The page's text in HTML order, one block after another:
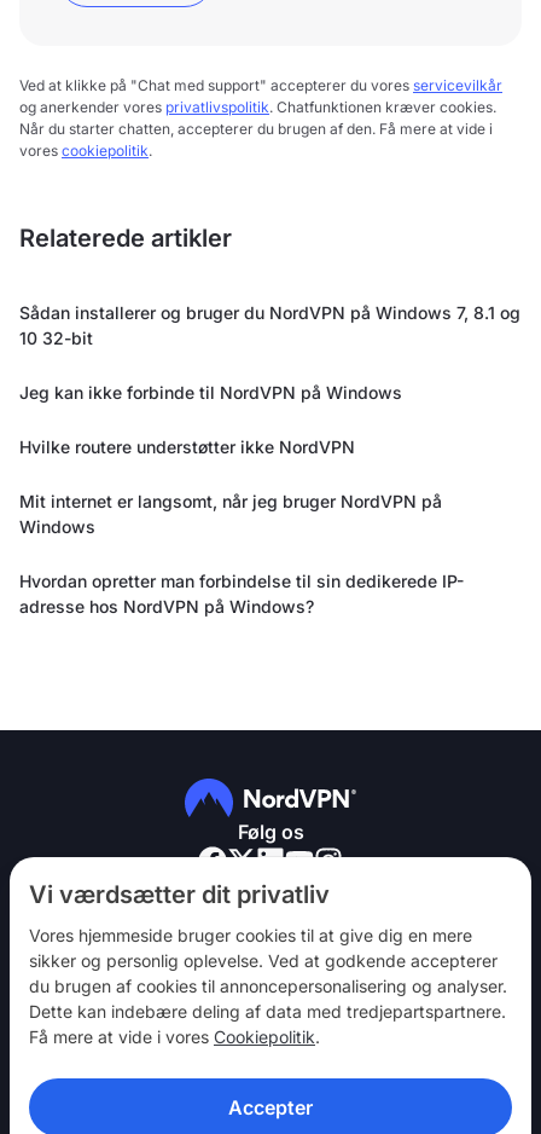
Vi værdsætter dit privatliv
Vores hjemmeside bruger cookies til at give dig en mere
sikker og personlig oplevelse. Ved at godkende accepterer
du brugen af ​​cookies til annoncepersonalisering og analyser.
Dette kan indebære deling af data med tredjepartspartnere.
Få mere at vide i vores Cookiepolitik.
Accepter
Ved at klikke på "Chat med support" accepterer du vores servicevilkår
og anerkender vores privatlivspolitik. Chatfunktionen kræver cookies.
Når du starter chatten, accepterer du brugen af den. Få mere at vide i
vores cookiepolitik.
Relaterede artikler
Sådan installerer og bruger du NordVPN på Windows 7, 8.1 og
10 32-bit
Jeg kan ikke forbinde til NordVPN på Windows
Hvilke routere understøtter ikke NordVPN
Mit internet er langsomt, når jeg bruger NordVPN på
Windows
Hvordan opretter man forbindelse til sin dedikerede IP-
adresse hos NordVPN på Windows?
Følg os
NordVPN
Vær med
Hjælp
Opdag